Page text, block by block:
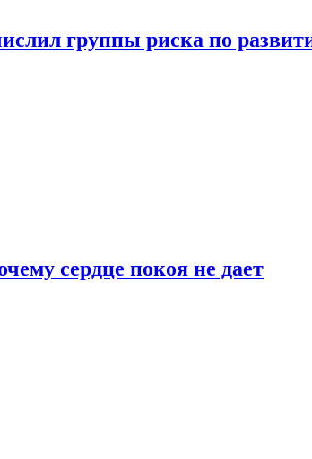
группы риска по
сердце покоя не дает